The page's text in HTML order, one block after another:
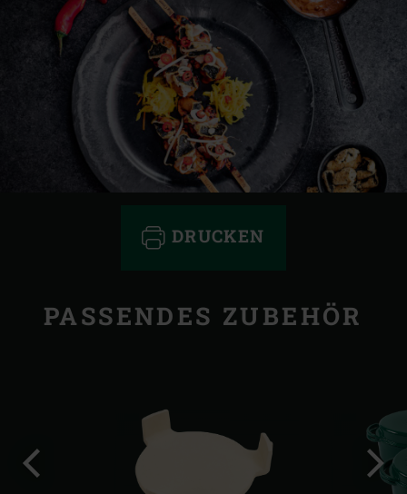
DRUCKEN
PASSENDES ZUBEHÖR